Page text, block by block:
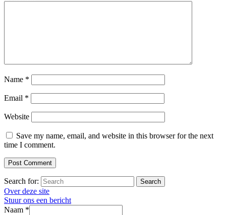
Name *
Email *
Website
Save my name, email, and website in this browser for the next
time I comment.
Search for: Search
Over deze site
Stuur ons een bericht
Naam *